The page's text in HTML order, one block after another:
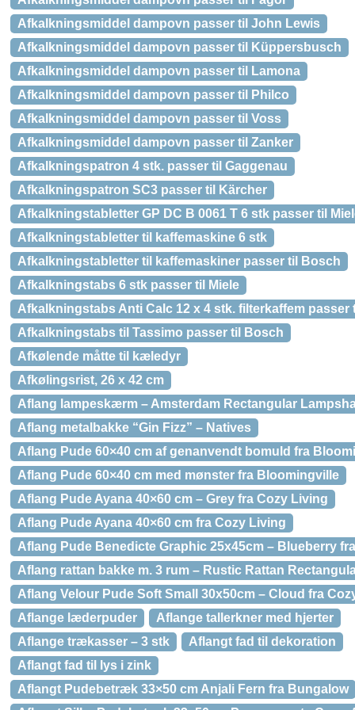
Afkalkningsmiddel dampovn passer til John Lewis
Afkalkningsmiddel dampovn passer til Küppersbusch
Afkalkningsmiddel dampovn passer til Lamona
Afkalkningsmiddel dampovn passer til Philco
Afkalkningsmiddel dampovn passer til Voss
Afkalkningsmiddel dampovn passer til Zanker
Afkalkningspatron 4 stk. passer til Gaggenau
Afkalkningspatron SC3 passer til Kärcher
Afkalkningstabletter GP DC B 0061 T 6 stk passer til
Afkalkningstabletter til kaffemaskine 6 stk
Afkalkningstabletter til kaffemaskiner passer til Bosch
Afkalkningstabs 6 stk passer til Miele
Afkalkningstabs Anti Calc 12 x 4 stk. filterkaffem passer
Afkalkningstabs til Tassimo passer til Bosch
Afkølende måtte til kæledyr
Afkølingsrist, 26 x 42 cm
Aflang lampeskærm – Amsterdam Rectangular
Aflang metalbakke “Gin Fizz” – Natives
Aflang Pude 60×40 cm af genanvendt bomuld fra
Aflang Pude 60×40 cm med mønster fra Bloomingville
Aflang Pude Ayana 40×60 cm – Grey fra Cozy Living
Aflang Pude Ayana 40×60 cm fra Cozy Living
Aflang Pude Benedicte Graphic 25x45cm – Blueberry
Aflang rattan bakke m. 3 rum – Rustic Rattan
Aflang Velour Pude Soft Small 30x50cm – Cloud fra
Aflange læderpuder
Aflange tallerkner med hjerter
Aflange trækasser – 3 stk
Aflangt fad til dekoration
Aflangt fad til lys i zink
Aflangt Pudebetræk 33×50 cm Anjali Fern fra Bungalow